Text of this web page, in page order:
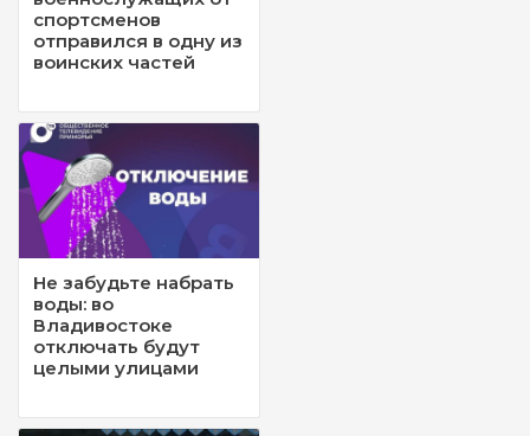
спортсменов
отправился в одну из
воинских частей
Не забудьте набрать
воды: во
Владивостоке
отключать будут
целыми улицами